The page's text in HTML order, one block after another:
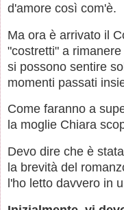
d'amore così com'è.
Ma ora è arrivato il
"costretti" a
si possono sentire
momenti passati
Come faranno a
la moglie Chiara
Devo dire che è
la brevità del
l'ho letto davvero in